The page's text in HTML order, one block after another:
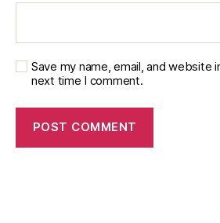
Save my name, email, and website
next time I comment.